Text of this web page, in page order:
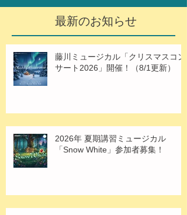
最新のお知らせ
藤川ミュージカル「クリスマスコン
サート2026」開催！（8/1更新）
2026年 夏期講習ミュージカル
「Snow White」参加者募集！